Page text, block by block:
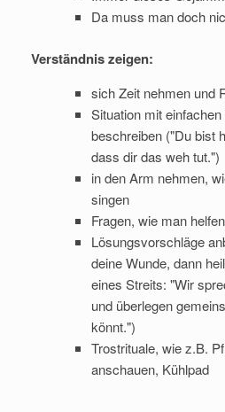
Da muss man doch
Verständnis zeigen:
sich Zeit nehmen und
Situation mit
beschreiben ("Du bist
dass dir das weh tut.")
in den Arm nehmen,
singen
Fragen, wie man
Lösungsvorschläge
deine Wunde, dann
eines Streits: "Wir
und überlegen
könnt.")
Trostrituale, wie z.B.
anschauen, Kühlpad